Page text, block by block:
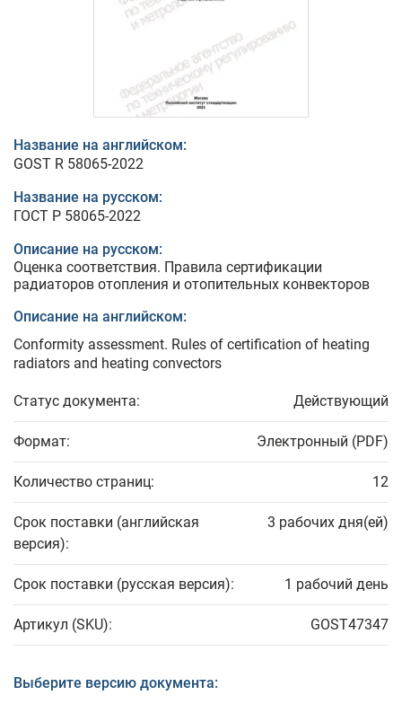
Название на английском:
GOST R 58065-2022
Название на русском:
ГОСТ Р 58065-2022
Описание на русском:
Оценка соответствия. Правила сертификации
радиаторов отопления и отопительных конвекторов
Описание на английском:
Conformity assessment. Rules of certification of heating
radiators and heating convectors
Статус документа: Действующий
Формат: Электронный (PDF)
Количество страниц: 12
Срок поставки (английская
версия):
3 рабочих дня(ей)
Срок поставки (русская версия): 1 рабочий день
Артикул (SKU): GOST47347
Выберите версию документа: